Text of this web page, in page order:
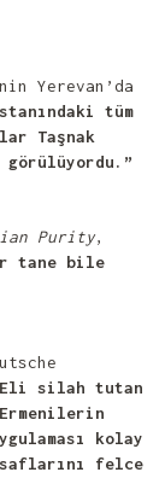
Yerevan’da
tüm
Taşnak
Purity,
tane bile
silah tutan
kolay
felce